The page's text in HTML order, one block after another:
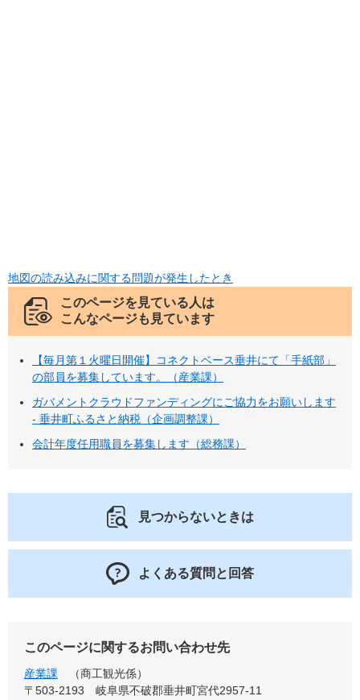
地図の読み込みに関する問題が発生したとき
このページを見ている人は
こんなページも見ています
【毎月第１火曜日開催】コネクトベース垂井にて「手紙部」
の部員を募集しています。（産業課）
ガバメントクラウドファンディングにご協力をお願いします
- 垂井町ふるさと納税（企画調整課）
会計年度任用職員を募集します（総務課）
見つからないときは
よくある質問と回答
このページに関するお問い合わせ先
産業課
商工観光係
〒503-2193
岐阜県不破郡垂井町宮代2957-11